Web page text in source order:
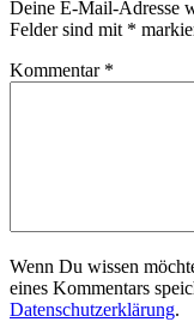
Deine E-Mail-Adresse
Felder sind mit *
Kommentar *
Wenn Du wissen
eines Kommentars
Datenschutzerklärung.